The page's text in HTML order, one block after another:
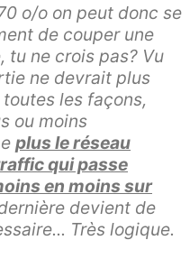
o/o on peut donc se
de couper une
tu ne crois pas? Vu
ne devrait plus
les façons,
ou moins
plus le réseau
qui passe
en moins sur
devient de
Très logique.